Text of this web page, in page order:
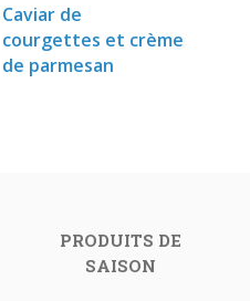
Caviar de
courgettes et crème
de parmesan
PRODUITS DE
SAISON